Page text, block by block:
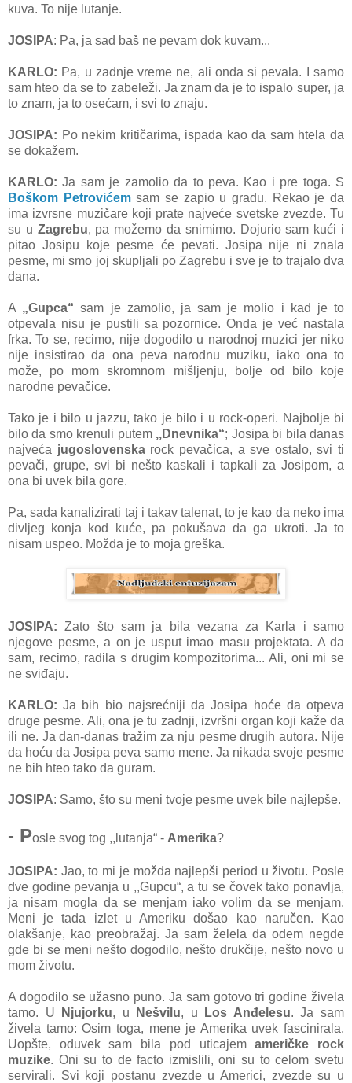
kuva. To nije lutanje.
JOSIPA: Pa, ja sad baš ne pevam dok kuvam...
KARLO: Pa, u zadnje vreme ne, ali onda si pevala. I samo
sam hteo da se to zabeleži. Ja znam da je to ispalo super, ja
to znam, ja to osećam, i svi to znaju.
JOSIPA: Po nekim kritičarima, ispada kao da sam htela da
se dokažem.
KARLO: Ja sam je zamolio da to peva. Kao i pre toga. S
Boškom Petrovićemsam se zapio u gradu. Rekao je da
ima izvrsne muzičare koji prate najveće svetske zvezde. Tu
su u Zagrebu, pa možemo da snimimo. Dojurio sam kući i
pitao Josipu koje pesme će pevati. Josipa nije ni znala
pesme, mi smo joj skupljali po Zagrebu i sve je to trajalo dva
dana.
A „Gupca“ sam je zamolio, ja sam je molio i kad je to
otpevala nisu je pustili sa pozornice. Onda je već nastala
frka. To se, recimo, nije dogodilo u narodnoj muzici jer niko
nije insistirao da ona peva narodnu muziku, iako ona to
može, po mom skromnom mišljenju, bolje od bilo koje
narodne pevačice.
Tako je i bilo u jazzu, tako je bilo i u rock-operi. Najbolje bi
bilo da smo krenuli putem ,,Dnevnika“; Josipa bi bila danas
najveća jugoslovenskarock pevačica, a sve ostalo, svi ti
pevači, grupe, svi bi nešto kaskali i tapkali za Josipom, a
ona bi uvek bila gore.
Pa, sada kanalizirati taj i takav talenat, to je kao da neko ima
divljeg konja kod kuće, pa pokušava da ga ukroti. Ja to
nisam uspeo. Možda je to moja greška.
JOSIPA: Zato što sam ja bila vezana za Karla i samo
njegove pesme, a on je usput imao masu projektata. A da
sam, recimo, radila s drugim kompozitorima... Ali, oni mi se
ne sviđaju.
KARLO: Ja bih bio najsrećniji da Josipa hoće da otpeva
druge pesme. Ali, ona je tu zadnji, izvršni organ koji kaže da
ili ne. Ja dan-danas tražim za nju pesme drugih autora. Nije
da hoću da Josipa peva samo mene. Ja nikada svoje pesme
ne bih hteo tako da guram.
JOSIPA: Samo, što su meni tvoje pesme uvek bile najlepše.
- Posle svog tog ,,lutanja“ - Amerika?
JOSIPA: Jao, to mi je možda najlepši period u životu. Posle
dve godine pevanja u ,,Gupcu“, a tu se čovek tako ponavlja,
ja nisam mogla da se menjam iako volim da se menjam.
Meni je tada izlet u Ameriku došao kao naručen. Kao
olakšanje, kao preobražaj. Ja sam želela da odem negde
gde bi se meni nešto dogodilo, nešto drukčije, nešto novo u
mom životu.
A dogodilo se užasno puno. Ja sam gotovo tri godine živela
tamo. U
Njujorku, u Nešvilu, u Los Anđelesu. Ja sam
živela tamo: Osim toga, mene je Amerika uvek fascinirala.
Uopšte, oduvek sam bila pod uticajemameričke rock
muzike. Oni su to de facto izmislili, oni su to celom svetu
servirali. Svi koji postanu zvezde u Americi, zvezde su u